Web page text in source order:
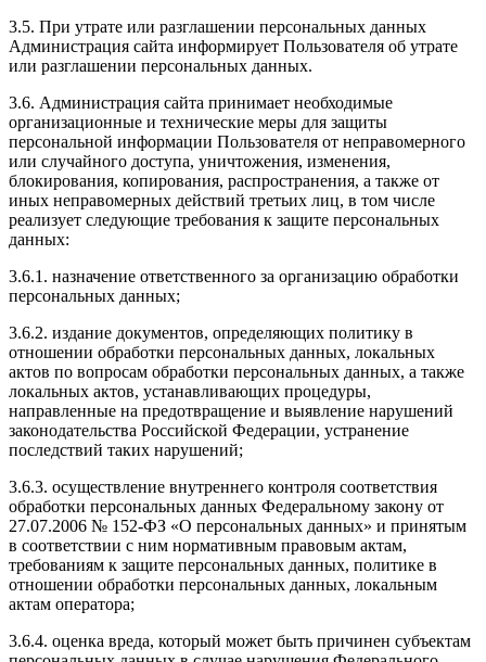
3.5. При утрате или разглашении персональных данных
Администрация сайта информирует Пользователя об утрате
или разглашении персональных данных.
3.6. Администрация сайта принимает необходимые
организационные и технические меры для защиты
персональной информации Пользователя от неправомерного
или случайного доступа, уничтожения, изменения,
блокирования, копирования, распространения, а также от
иных неправомерных действий третьих лиц, в том числе
реализует следующие требования к защите персональных
данных:
3.6.1. назначение ответственного за организацию обработки
персональных данных;
3.6.2. издание документов, определяющих политику в
отношении обработки персональных данных, локальных
актов по вопросам обработки персональных данных, а также
локальных актов, устанавливающих процедуры,
направленные на предотвращение и выявление нарушений
законодательства Российской Федерации, устранение
последствий таких нарушений;
3.6.3. осуществление внутреннего контроля соответствия
обработки персональных данных Федеральному закону от
27.07.2006 № 152-ФЗ «О персональных данных» и принятым
в соответствии с ним нормативным правовым актам,
требованиям к защите персональных данных, политике в
отношении обработки персональных данных, локальным
актам оператора;
3.6.4. оценка вреда, который может быть причинен субъектам